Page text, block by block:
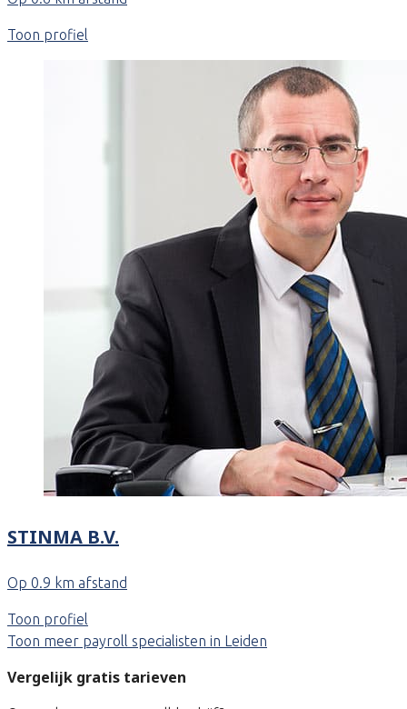
Toon profiel
STINMA B.V.
Op 0.9 km afstand
Toon profiel
Toon meer payroll specialisten in Leiden
Vergelijk gratis tarieven